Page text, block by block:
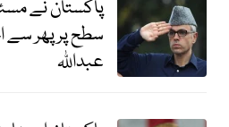
پاکستان نے
سطح پر پھر سے
عبداللہ